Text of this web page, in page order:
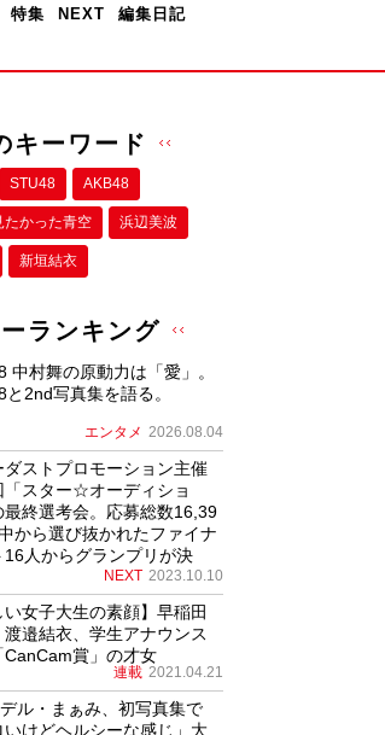
特集 NEXT 編集日記
キーワード
STU48 AKB48
たかった⻘空 浜辺美波
新垣結衣
ランキング
中村舞の原動力は「愛」。
と2nd写真集を語る。
エンタメ 2026.08.04
ダストプロモーション主催
「スター☆オーディショ
最終選考会。応募総数16,39
から選び抜かれたファイナ
16人からグランプリが決
NEXT 2023.10.10
い女子大生の素顔】早稲田
渡邉結衣、学生アナウンス
CanCam賞」の才女
連載 2021.04.21
ル・まぁみ、初写真集で
いけどヘルシーな感じ」大